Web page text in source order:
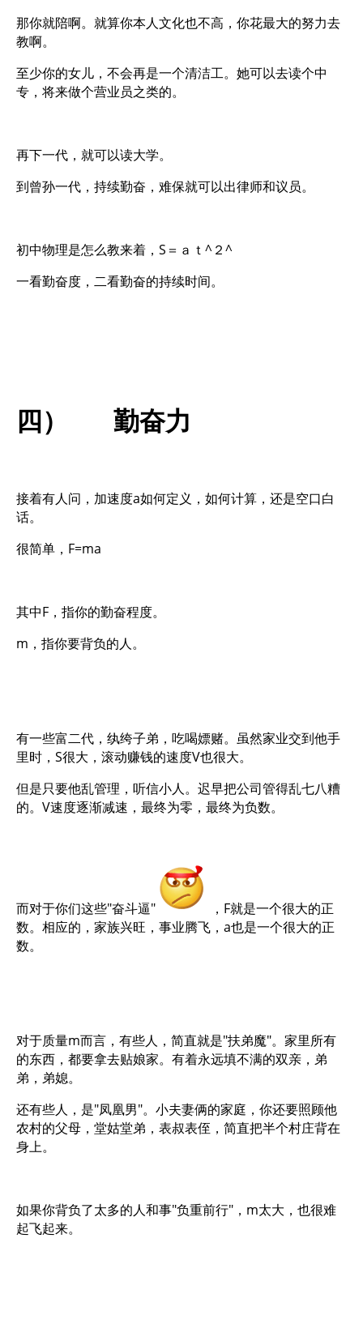
那你就陪啊。就算你本人文化也不高，你花最大的努力去
教啊。
至少你的女儿，不会再是一个清洁工。她可以去读个中
专，将来做个营业员之类的。
再下一代，就可以读大学。
到曾孙一代，持续勤奋，难保就可以出律师和议员。
初中物理是怎么教来着，S＝ａｔ^２^
一看勤奋度，二看勤奋的持续时间。
四） 勤奋力
接着有人问，加速度a如何定义，如何计算，还是空口白
话。
很简单，F=ma
其中F，指你的勤奋程度。
m，指你要背负的人。
有一些富二代，纨绔子弟，吃喝嫖赌。虽然家业交到他手
里时，S很大，滚动赚钱的速度V也很大。
但是只要他乱管理，听信小人。迟早把公司管得乱七八糟
的。V速度逐渐减速，最终为零，最终为负数。
而对于你们这些"奋斗逼"
，F就是一个很大的正
数。相应的，家族兴旺，事业腾飞，a也是一个很大的正
数。
对于质量m而言，有些人，简直就是"扶弟魔"。家里所有
的东西，都要拿去贴娘家。有着永远填不满的双亲，弟
弟，弟媳。
还有些人，是"凤凰男"。小夫妻俩的家庭，你还要照顾他
农村的父母，堂姑堂弟，表叔表侄，简直把半个村庄背在
身上。
如果你背负了太多的人和事"负重前行"，m太大，也很难
起飞起来。